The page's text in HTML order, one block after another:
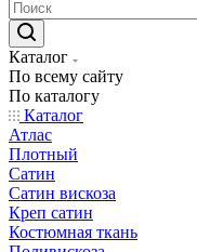
Каталог
По всему сайту
По каталогу
Каталог
Атлас
Плотный
Сатин
Сатин вискоза
Креп сатин
Костюмная ткань